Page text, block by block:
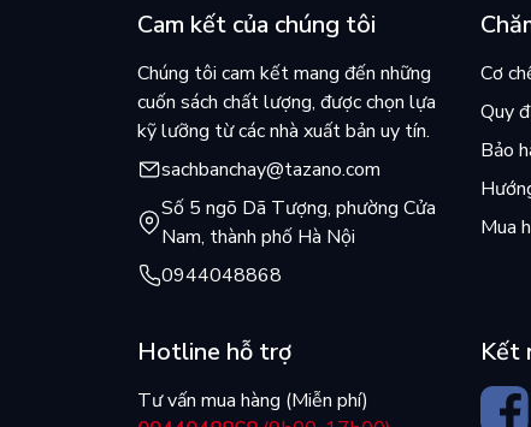
Cam kết của chúng tôi
Chúng tôi cam kết mang đến những
cuốn sách chất lượng, được chọn lựa
kỹ lưỡng từ các nhà xuất bản uy tín.
sachbanchay@tazano.com
Số 5 ngõ Dã Tượng, phường Cửa
Nam, thành phố Hà Nội
0944048868
Cơ
Quy
Bảo
Mua
Hotline hỗ trợ
Tư vấn mua hàng (Miễn phí)
Kết